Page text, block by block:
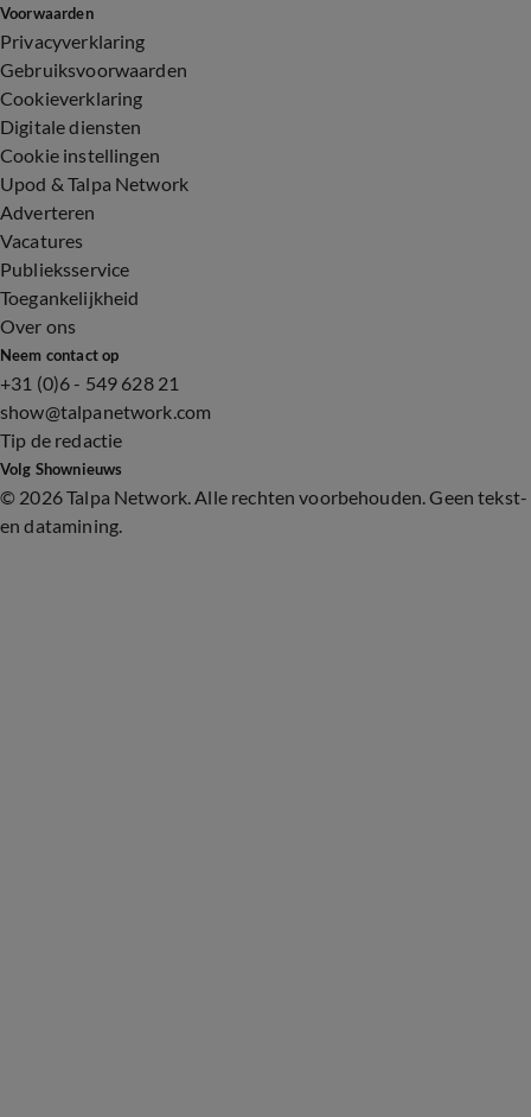
Voorwaarden
Privacyverklaring
Gebruiksvoorwaarden
Cookieverklaring
Digitale diensten
Cookie instellingen
Upod & Talpa Network
Adverteren
Vacatures
Publieksservice
Toegankelijkheid
Over ons
Neem contact op
+31 (0)6 - 549 628 21
show@talpanetwork.com
Tip de redactie
Volg Shownieuws
© 2026 Talpa Network. Alle rechten voorbehouden. Geen tekst-
en datamining.